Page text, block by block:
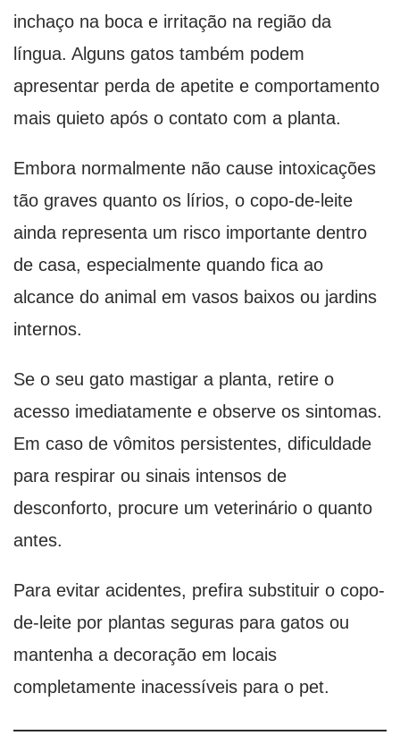
inchaço na boca e irritação na região da
língua. Alguns gatos também podem
apresentar perda de apetite e comportamento
mais quieto após o contato com a planta.
Embora normalmente não cause intoxicações
tão graves quanto os lírios, o copo-de-leite
ainda representa um risco importante dentro
de casa, especialmente quando fica ao
alcance do animal em vasos baixos ou jardins
internos.
Se o seu gato mastigar a planta, retire o
acesso imediatamente e observe os sintomas.
Em caso de vômitos persistentes, dificuldade
para respirar ou sinais intensos de
desconforto, procure um veterinário o quanto
antes.
Para evitar acidentes, prefira substituir o copo-
de-leite por plantas seguras para gatos ou
mantenha a decoração em locais
completamente inacessíveis para o pet.